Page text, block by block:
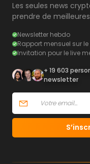
Les seules news
prendre de
Newsletter hebdo
Rapport mensuel sur
Invitation pour le live
+ 19 603
newsletter